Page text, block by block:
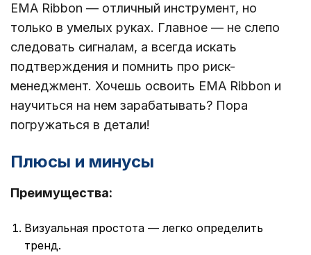
EMA Ribbon — отличный инструмент, но
только в умелых руках. Главное — не слепо
следовать сигналам, а всегда искать
подтверждения и помнить про риск-
менеджмент. Хочешь освоить EMA Ribbon и
научиться на нем зарабатывать? Пора
погружаться в детали!
Плюсы и минусы
Преимущества:
Визуальная простота — легко определить
тренд.